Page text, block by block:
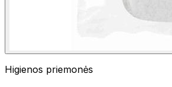
Higienos priemonės